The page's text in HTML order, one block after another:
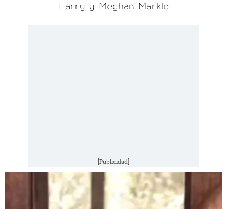
Harry y Meghan Markle
[Publicidad]